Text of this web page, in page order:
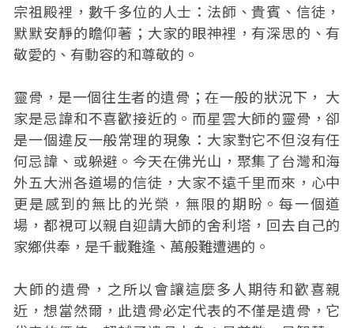
宗祖殿裡，數千多位的人士：法師、貴賓、信徒，
默默安靜的瞻仰著；大家的眼神裡，有深思的、有
敬愛的、有動容的和尊敬的。
靈骨，是一個往生者的遺骨；在一般的狀況下， 大
家是忌諱和不喜歡接近的。而星雲大師的靈骨，卻
是一個違反一般常理的現象：大家對它不但沒有任
何忌諱、或躲避。今天在佛光山，聚集了台灣和海
外五大洲各道場的信徒，大家不遠千里而來，心中
更是感到的無比的光榮，無限的期盼。每一個道
場，都視可以親自迎請大師的舍利塔，回去自己的
家鄉供奉，是千載難逢、萬般難遭遇的。
大師的遺骨，之所以會讓這麼多人期待和歡喜親
近，想當然爾，此遺骨必定代表的不僅是遺骨，它